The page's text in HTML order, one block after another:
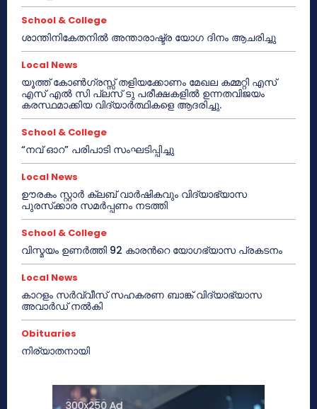
School & College
ശാന്തിനികേതനിൽ അന്താരാഷ്ട്ര യോഗ ദിനം ആചരിച്ചു
Local News
യൂത്ത് കോൺഗ്രസ്സ് തളിയക്കോണം മേഖല കമ്മറ്റി എസ്
എസ് എൽ സി പ്ലസ് ടു പരീക്ഷകളിൽ ഉന്നതവിജയം
കരസ്ഥമാക്കിയ വിദ്യാർത്ഥികളെ ആദരിച്ചു.
School & College
“നവ് ഓറ” പരിപാടി സംഘടിപ്പിച്ചു
Local News
ഊരകം സ്റ്റാർ ക്ലബ് വാർഷികവും വിദ്യാഭ്യാസ
പുരസ്‌ക്കാര സമർപ്പണം നടത്തി
School & College
വിസ്മയം ഉണർത്തി 92 കാരൻറെ യോഗഭ്യാസ പ്രകടനം
Local News
കാറളം സർവ്വീസ് സഹകരണ ബാങ്ക് വിദ്യാഭ്യാസ
അവാർഡ് നൽകി
Obituaries
നിര്യാതനായി